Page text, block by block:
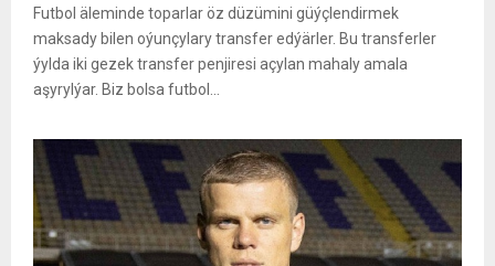
Futbol äleminde toparlar öz düzümini güýçlendirmek
maksady bilen oýunçylary transfer edýärler. Bu transferler
ýylda iki gezek transfer penjiresi açylan mahaly amala
aşyrylýar. Biz bolsa futbol...